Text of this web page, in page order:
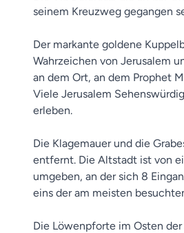
seinem Kreuzweg gegangen
Der markante goldene
Wahrzeichen von Jerusalem
an dem Ort, an dem Prophet
Viele Jerusalem
erleben.
Die Klagemauer und die
entfernt. Die Altstadt ist von
umgeben, an der sich 8
eins der am meisten
Die Löwenpforte im Osten